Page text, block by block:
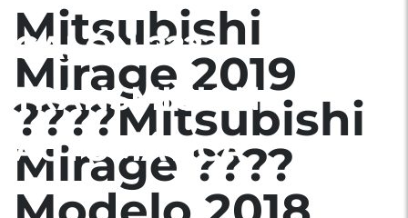
GALÓN ????
TRANSMICION:
AUTOMÁTICA
Mitsubishi
Mirage 2019
????Mitsubishi
Mirage ????